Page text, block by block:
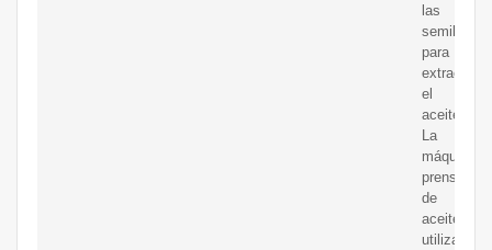
las
semillas
para
extraer
el
aceite.
La
máquina
prensadora
de
aceite
utiliza